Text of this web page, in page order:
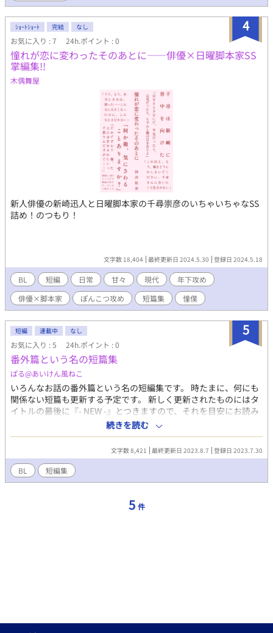
4
ｼｮｰﾄｼｮｰﾄ 完結 なし
お気に入り : 7 24h.ポイント : 0
憧れが恋に変わったそのあとに――俳優×日曜脚本家SS
掌編集!!
木偶舞屋
新人俳優の新崎迅人と日曜脚本家の千尋崇彦のいちゃいちゃなSS
詰め！のつもり！
文字数 18,404 最終更新日 2024.5.30 登録日 2024.5.18
BL 短編 日常 甘々 現代
年下攻め
俳優×脚本家
ぽんこつ攻め 短篇集 憧僕
5
短編 連載中 なし
お気に入り : 5 24h.ポイント : 0
番外篇という名の短篇集
ぱる@あいけん風ねこ
いろんなお話の番外篇という名の短編集です。 時たまに、何にも
関係ない短篇も更新する予定です。 新しく更新されたものにはタ
イトルの最後に『- NEW -』とつきますので、それを目安にお読み
いただければと思います。 わかりやすく管理はしますが、ちゃん
とできてなかったらごめんなさい。 気長に見てやってくださいま
続きを読む
文字数 8,421 最終更新日 2023.8.7 登録日 2023.7.30
BL 短編集
5 件